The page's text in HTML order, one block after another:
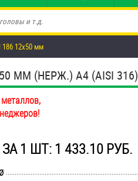
12х50 мм
ММ (НЕРЖ.) A4 (AISI 316)
1 ШТ: 1 433.10 РУБ.